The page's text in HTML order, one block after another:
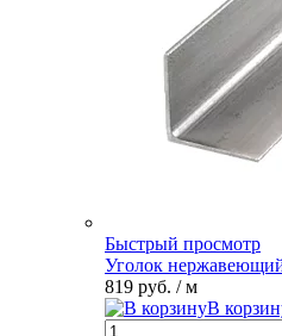
Быстрый просмотр
Уголок
819 руб. / м
В